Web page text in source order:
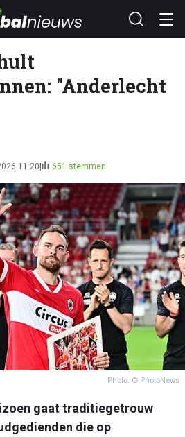
"Anderlecht
11:20 651 stemmen
Photo: © PhotoNews
gaat traditiegetrouw
die op